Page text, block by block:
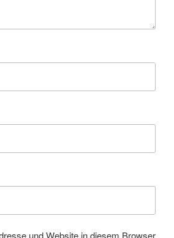
und Website in diesem Browser